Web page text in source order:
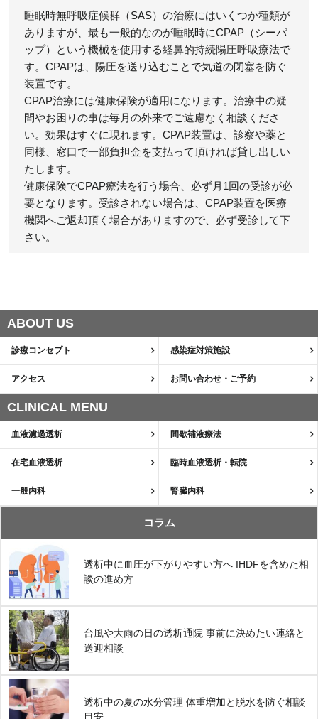
睡眠時無呼吸症候群（SAS）の治療にはいくつか種類が
ありますが、最も一般的なのが睡眠時にCPAP（シーパ
ップ）という機械を使用する経鼻的持続陽圧呼吸療法で
す。CPAPは、陽圧を送り込むことで気道の閉塞を防ぐ
装置です。
CPAP治療には健康保険が適用になります。治療中の疑
問やお困りの事は毎月の外来でご遠慮なく相談くださ
い。効果はすぐに現れます。CPAP装置は、診察や薬と
同様、窓口で一部負担金を支払って頂ければ貸し出しい
たします。
健康保険でCPAP療法を行う場合、必ず月1回の受診が必
要となります。受診されない場合は、CPAP装置を医療
機関へご返却頂く場合がありますので、必ず受診して下
さい。
ABOUT US
診療コンセプト 感染症対策施設
アクセス お問い合わせ・ご予約
CLINICAL MENU
血液濾過透析 間歇補液療法
在宅血液透析 臨時血液透析・転院
一般内科 腎臓内科
コラム
透析中に血圧が下がりやすい方へ IHDFを含めた相
談の進め方
台風や大雨の日の透析通院 事前に決めたい連絡と
送迎相談
透析中の夏の水分管理 体重増加と脱水を防ぐ相談
目安